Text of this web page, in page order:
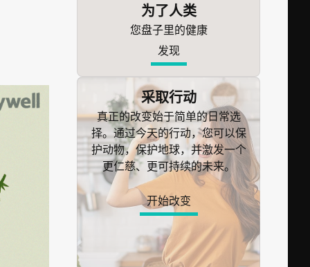
为了人类
您盘子里的健康
发现
采取行动
真正的改变始于简单的日常选
择。通过今天的行动，您可以保
护动物，保护地球，并激发一个
更仁慈、更可持续的未来。
开始改变